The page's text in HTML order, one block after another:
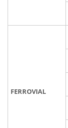
FERROVIAL